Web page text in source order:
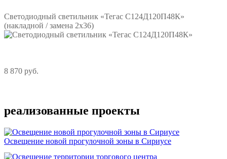
Светодиодный светильник «Тегас С124Д120П48К»
(накладной / замена 2х36)
8 870 руб.
реализованные проекты
Освещение новой прогулочной зоны в Сириусе